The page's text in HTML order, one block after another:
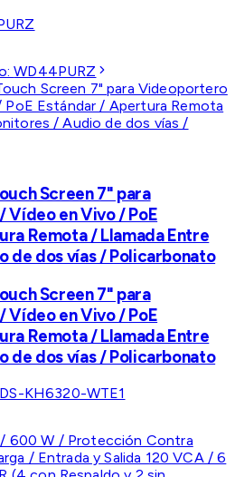
WD44PURZ
Screen 7" para
en Vivo / PoE
Remota / Llamada Entre
de dos vías / Policarbonato
Screen 7" para
en Vivo / PoE
Remota / Llamada Entre
de dos vías / Policarbonato
DS-KH6320-WTE1